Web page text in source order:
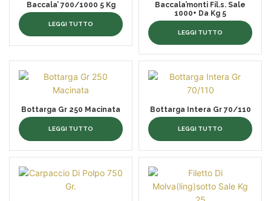
Baccala’ 700/1000 5 Kg
LEGGI TUTTO
Baccala’monti Fil.s. Sale
1000+ Da Kg 5
LEGGI TUTTO
Bottarga Gr 250 Macinata
LEGGI TUTTO
Bottarga Intera Gr 70/110
LEGGI TUTTO